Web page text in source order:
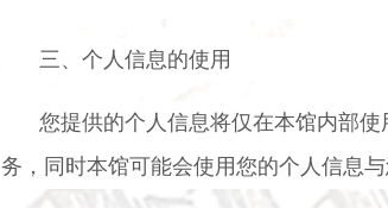
三、个人信息的使用
您提供的个人信息将仅在本馆内部
务，同时本馆可能会使用您的个人信息